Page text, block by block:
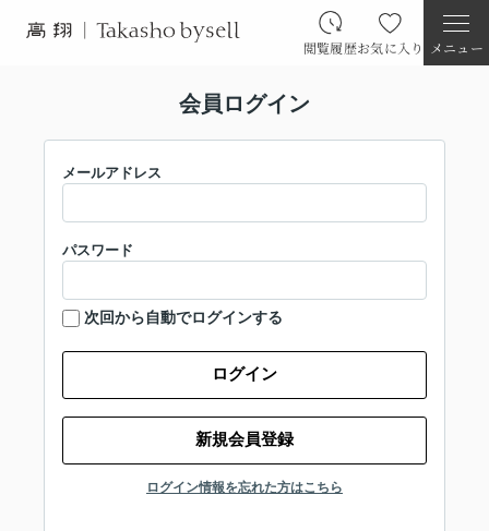
閲覧履歴お気に入り メニュー
会員ログイン
メールアドレス
パスワード
次回から自動でログインする
ログイン
新規会員登録
ログイン情報を忘れた方はこちら